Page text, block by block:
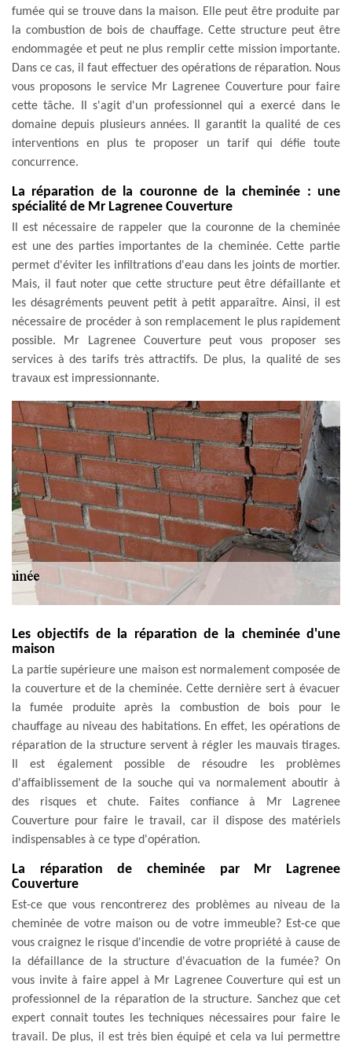
fumée qui se trouve dans la maison. Elle peut être produite par
la combustion de bois de chauffage. Cette structure peut être
endommagée et peut ne plus remplir cette mission importante.
Dans ce cas, il faut effectuer des opérations de réparation. Nous
vous proposons le service Mr Lagrenee Couverture pour faire
cette tâche. Il s'agit d'un professionnel qui a exercé dans le
domaine depuis plusieurs années. Il garantit la qualité de ces
interventions en plus te proposer un tarif qui défie toute
concurrence.
La réparation de la couronne de la cheminée : une
spécialité de Mr Lagrenee Couverture
Il est nécessaire de rappeler que la couronne de la cheminée
est une des parties importantes de la cheminée. Cette partie
permet d'éviter les infiltrations d'eau dans les joints de mortier.
Mais, il faut noter que cette structure peut être défaillante et
les désagréments peuvent petit à petit apparaître. Ainsi, il est
nécessaire de procéder à son remplacement le plus rapidement
possible. Mr Lagrenee Couverture peut vous proposer ses
services à des tarifs très attractifs. De plus, la qualité de ses
travaux est impressionnante.
Les objectifs de la réparation de la cheminée d'une
maison
La partie supérieure une maison est normalement composée de
la couverture et de la cheminée. Cette dernière sert à évacuer
la fumée produite après la combustion de bois pour le
chauffage au niveau des habitations. En effet, les opérations de
réparation de la structure servent à régler les mauvais tirages.
Il est également possible de résoudre les problèmes
d'affaiblissement de la souche qui va normalement aboutir à
des risques et chute. Faites confiance à Mr Lagrenee
Couverture pour faire le travail, car il dispose des matériels
indispensables à ce type d'opération.
La réparation de cheminée par Mr Lagrenee
Couverture
Est-ce que vous rencontrerez des problèmes au niveau de la
cheminée de votre maison ou de votre immeuble? Est-ce que
vous craignez le risque d'incendie de votre propriété à cause de
la défaillance de la structure d'évacuation de la fumée? On
vous invite à faire appel à Mr Lagrenee Couverture qui est un
professionnel de la réparation de la structure. Sanchez que cet
expert connait toutes les techniques nécessaires pour faire le
travail. De plus, il est très bien équipé et cela va lui permettre